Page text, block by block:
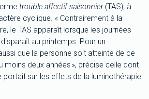
trouble affectif saisonnier(TAS), à
cyclique. « Contrairement à la
le TAS apparaît lorsque les journées
au printemps. Pour un
que la personne soit atteinte de ce
moins deux années », précise celle dont
sur les effets de la luminothérapie